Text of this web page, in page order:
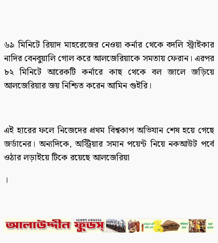
৬৯ মিনিটে রিয়াদ মাহরেজের নেওয়া কর্নার থেকে বদলি স্ট্রাইকার
নাদির বেনবুয়ালি গোল করে আলজেরিয়াকে সমতায় ফেরান। এরপর
৮২ মিনিটে আরেকটি কর্নারে কাছ থেকে বল জালে জড়িয়ে
আলজেরিয়ার জয় নিশ্চিত করেন আমিন গুইরি।
এই হারের ফলে নিজেদের প্রথম বিশ্বকাপ অভিযান শেষ হয়ে গেছে
জর্ডানের। অন্যদিকে, অস্ট্রিয়ার সমান পয়েন্ট নিয়ে নকআউট পর্বে
ওঠার লড়াইয়ে টিকে রয়েছে আলজেরিয়া
।